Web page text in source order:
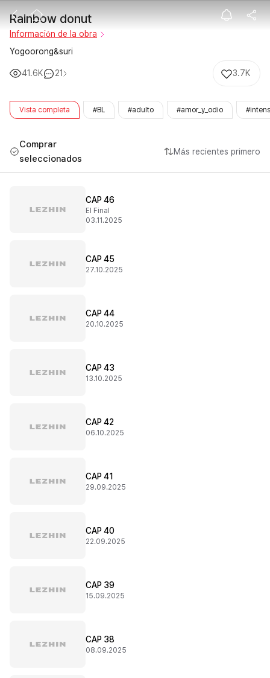
Rainbow
Rainbow donut
Información de la obra
Yogoorong&suri
41.6K 21 3.7K
Vista completa #BL #adulto #amor_y_odio
Comprar
seleccionados
Más recientes primero
CAP 46
El Final
03.11.2025
CAP 45
27.10.2025
CAP 44
20.10.2025
CAP 43
13.10.2025
CAP 42
06.10.2025
CAP 41
29.09.2025
CAP 40
22.09.2025
CAP 39
15.09.2025
CAP 38
08.09.2025